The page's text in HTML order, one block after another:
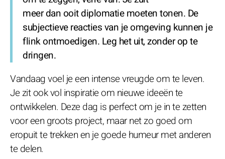
meer dan ooit diplomatie moeten tonen. De
subjectieve reacties van je omgeving kunnen je
flink ontmoedigen. Leg het uit, zonder op te
dringen.
Vandaag voel je een intense vreugde om te leven.
Je zit ook vol inspiratie om nieuwe ideeën te
ontwikkelen. Deze dag is perfect om je in te zetten
voor een groots project, maar net zo goed om
eropuit te trekken en je goede humeur met anderen
te delen.